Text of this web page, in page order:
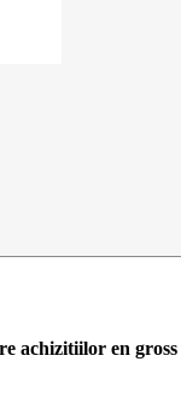
achizitiilor en gross